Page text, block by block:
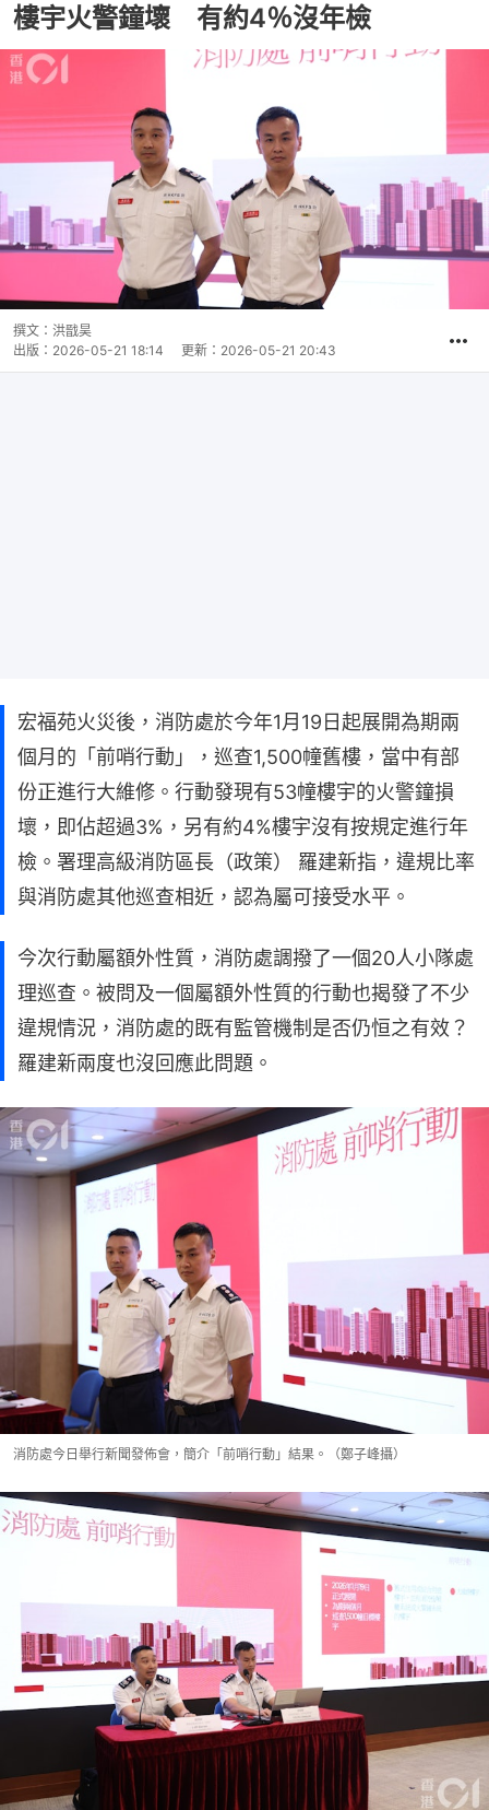
樓宇火警鐘壞 有約4％沒年檢
撰文： 洪戩昊
出版： 2026-05-21 18:14 更新： 2026-05-21 20:43
宏福苑火災後，消防處於今年1月19日起展開為期兩
個月的「前哨行動」，巡查1,500幢舊樓，當中有部
份正進行大維修。行動發現有53幢樓宇的火警鐘損
壞，即佔超過3%，另有約4%樓宇沒有按規定進行年
檢。署理高級消防區長（政策） 羅建新指，違規比率
與消防處其他巡查相近，認為屬可接受水平。
今次行動屬額外性質，消防處調撥了一個20人小隊處
理巡查。被問及一個屬額外性質的行動也揭發了不少
違規情況，消防處的既有監管機制是否仍恒之有效？
羅建新兩度也沒回應此問題。
消防處今日舉行新聞發佈會，簡介「前哨行動」結果。（鄭子峰攝）